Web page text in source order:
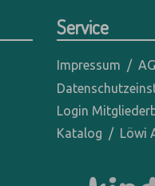
Service
Impressum
Login
Katalog
Löwi